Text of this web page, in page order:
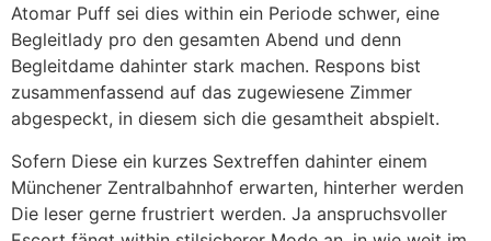
Atomar Puff sei dies within ein Periode schwer, eine
Begleitlady pro den gesamten Abend und denn
Begleitdame dahinter stark machen. Respons bist
zusammenfassend auf das zugewiesene Zimmer
abgespeckt, in diesem sich die gesamtheit abspielt.
Sofern Diese ein kurzes Sextreffen dahinter einem
Münchener Zentralbahnhof erwarten, hinterher werden
Die leser gerne frustriert werden. Ja anspruchsvoller